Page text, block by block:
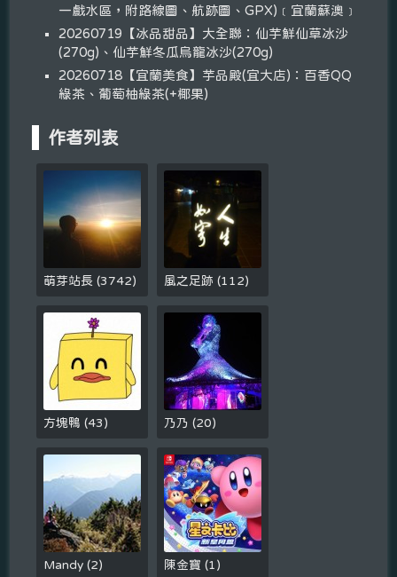
一戲水區，附路線圖、航跡圖、GPX)﹝宜蘭蘇澳﹞
20260719【冰品甜品】大全聯：仙芋鮮仙草冰沙
(270g)、仙芋鮮冬瓜烏龍冰沙(270g)
20260718【宜蘭美食】芋品殿(宜大店)：百香QQ
綠茶、葡萄柚綠茶(+椰果)
作者列表
萌芽站長(3742) 風之足跡(112)
方塊鴨(43 ) 乃乃(20)
Mandy(2) 陳金寶(1 )